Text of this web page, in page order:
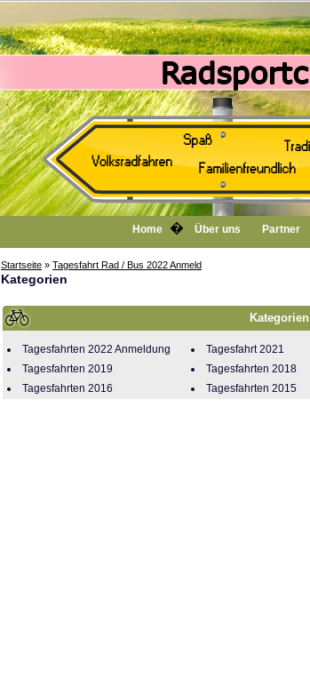
Home� Über uns Partner
Startseite » Tagesfahrt Rad / Bus 2022 Anmeld
Kategorien
Kategorien
Tagesfahrten 2022 Anmeldung Tagesfahrt 2021
Tagesfahrten 2019
Tagesfahrten 2018
Tagesfahrten 2016
Tagesfahrten 2015